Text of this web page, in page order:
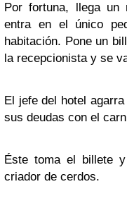
Por fortuna, llega un
entra en el único
habitación. Pone un
la recepcionista y se
El jefe del hotel
sus deudas con el
Éste toma el billete
criador de cerdos.